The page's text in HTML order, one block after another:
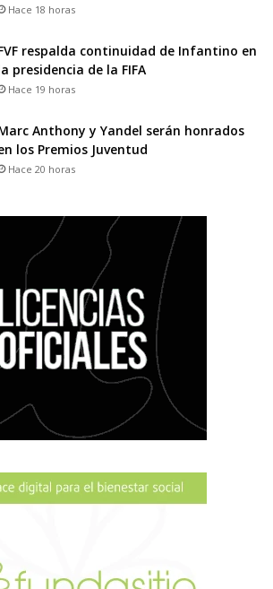
Hace 18 horas
respalda continuidad de Infantino en
presidencia de la FIFA
Hace 19 horas
Anthony y Yandel serán honrados
los Premios Juventud
Hace 20 horas